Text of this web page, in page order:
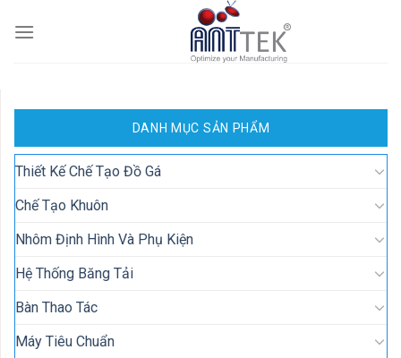
DANH MỤC SẢN PHẨM
Thiết Kế Chế Tạo Đồ Gá
Chế Tạo Khuôn
Nhôm Định Hình Và Phụ Kiện
Hệ Thống Băng Tải
Bàn Thao Tác
Máy Tiêu Chuẩn